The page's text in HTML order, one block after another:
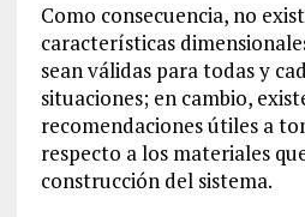
Como consecuencia, no
características
sean válidas para todas y
situaciones; en cambio,
recomendaciones útiles a
respecto a los materiales
construcción del sistema.